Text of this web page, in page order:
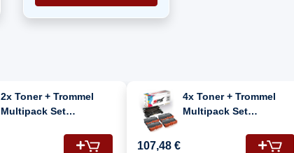
2x Toner + Trommel
Multipack Set
MFC-8550 DW (DR-3300,
4x Toner + Trommel
Multipack Set
MFC-8550 DW (DR-3300,
107,48 €